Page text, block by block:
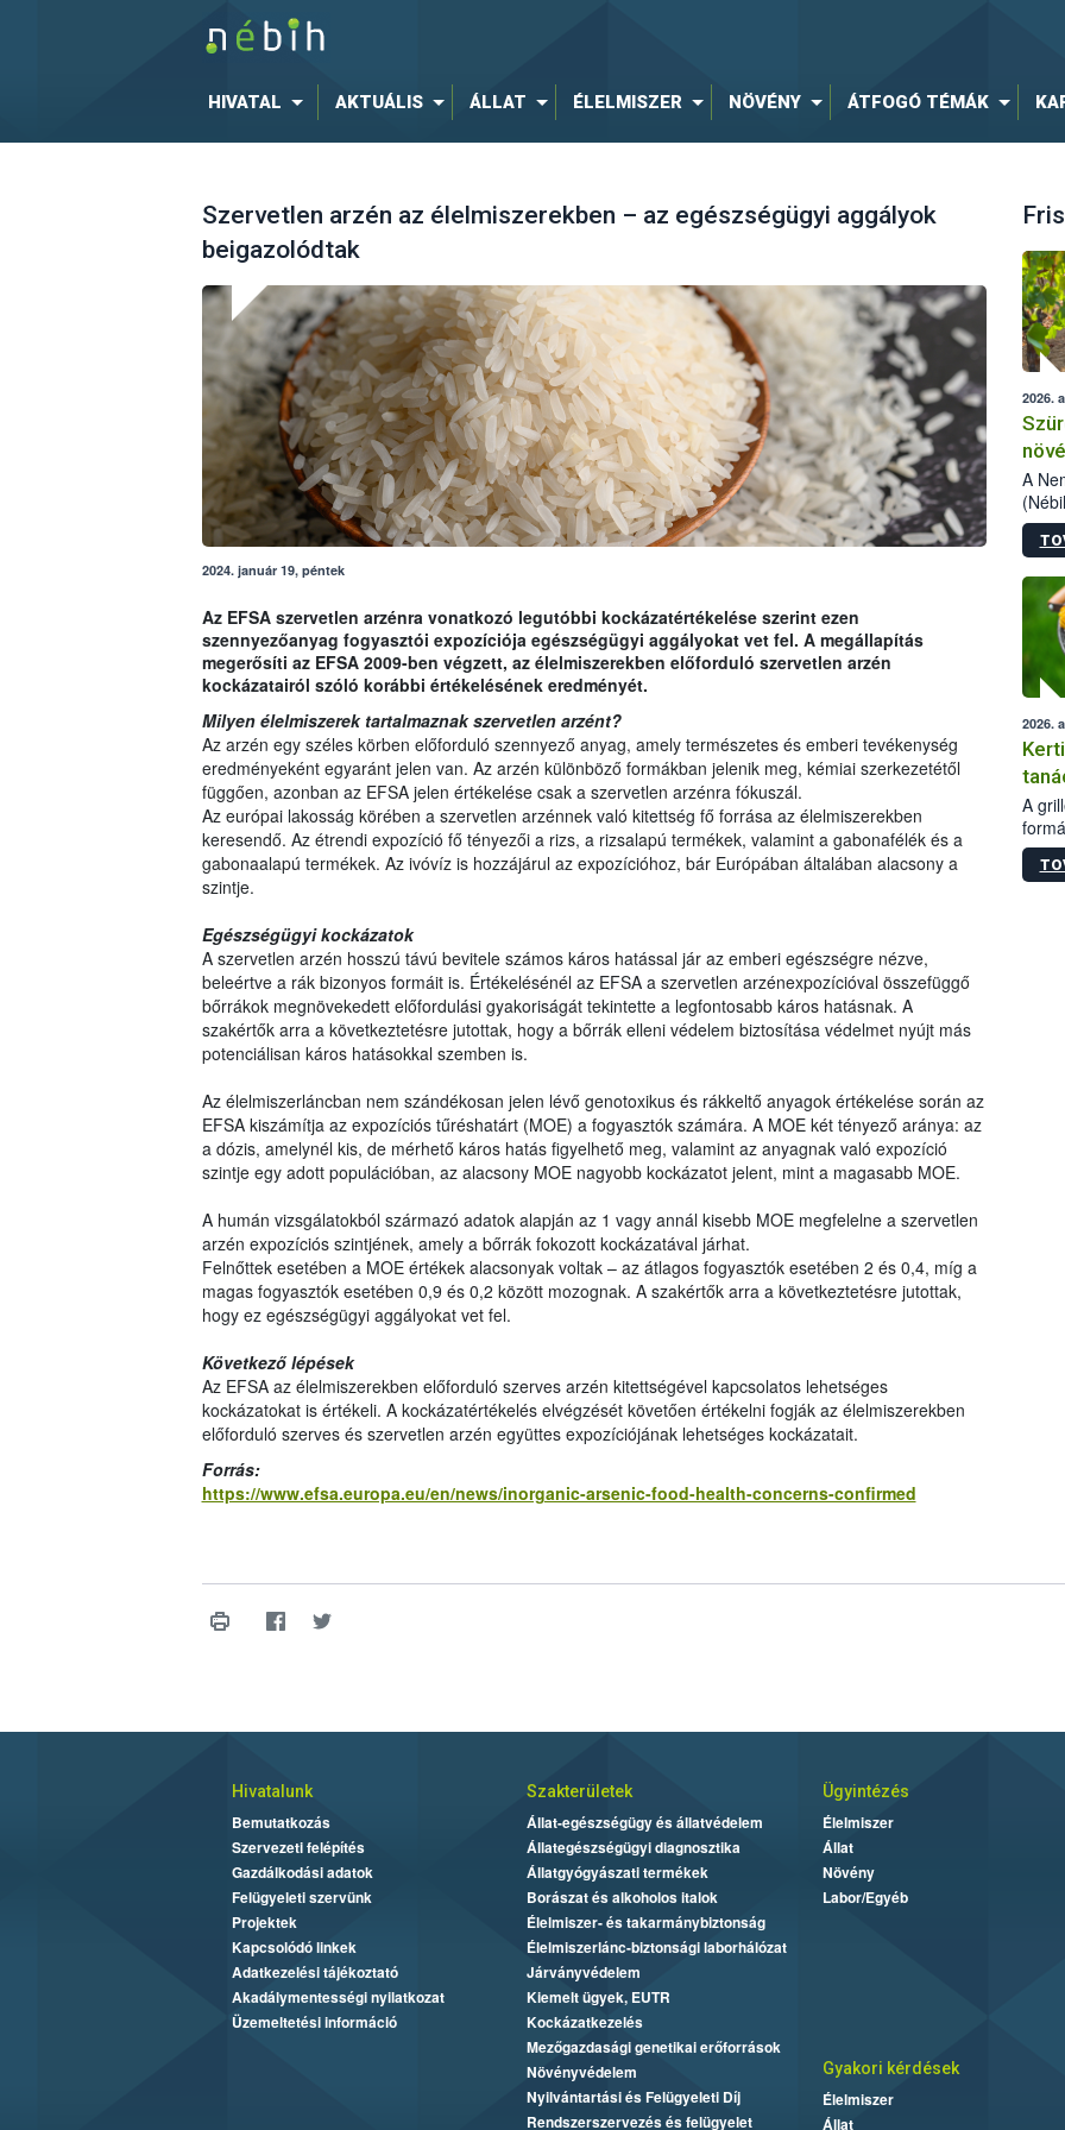
HIVATAL AKTUÁLIS ÁLLAT ÉLELMISZER NÖVÉNY ÁTFOGÓ TÉMÁK
Szervetlen arzén az élelmiszerekben – az egészségügyi aggályok
beigazolódtak
2024. január 19, péntek
Az EFSA szervetlen arzénra vonatkozó legutóbbi kockázatértékelése szerint ezen
szennyezőanyag fogyasztói expozíciója egészségügyi aggályokat vet fel. A megállapítás
megerősíti az EFSA 2009-ben végzett, az élelmiszerekben előforduló szervetlen arzén
kockázatairól szóló korábbi értékelésének eredményét.
Milyen élelmiszerek tartalmaznak szervetlen arzént?
Az arzén egy széles körben előforduló szennyező anyag, amely természetes és emberi tevékenység
eredményeként egyaránt jelen van. Az arzén különböző formákban jelenik meg, kémiai szerkezetétől
függően, azonban az EFSA jelen értékelése csak a szervetlen arzénra fókuszál.
Az európai lakosság körében a szervetlen arzénnek való kitettség fő forrása az élelmiszerekben
keresendő. Az étrendi expozíció fő tényezői a rizs, a rizsalapú termékek, valamint a gabonafélék és a
gabonaalapú termékek. Az ivóvíz is hozzájárul az expozícióhoz, bár Európában általában alacsony a
szintje.
Egészségügyi kockázatok
A szervetlen arzén hosszú távú bevitele számos káros hatással jár az emberi egészségre nézve,
beleértve a rák bizonyos formáit is. Értékelésénél az EFSA a szervetlen arzénexpozícióval összefüggő
bőrrákok megnövekedett előfordulási gyakoriságát tekintette a legfontosabb káros hatásnak. A
szakértők arra a következtetésre jutottak, hogy a bőrrák elleni védelem biztosítása védelmet nyújt más
potenciálisan káros hatásokkal szemben is.
Az élelmiszerláncban nem szándékosan jelen lévő genotoxikus és rákkeltő anyagok értékelése során az
EFSA kiszámítja az expozíciós tűréshatárt (MOE) a fogyasztók számára. A MOE két tényező aránya: az
a dózis, amelynél kis, de mérhető káros hatás figyelhető meg, valamint az anyagnak való expozíció
szintje egy adott populációban, az alacsony MOE nagyobb kockázatot jelent, mint a magasabb MOE.
A humán vizsgálatokból származó adatok alapján az 1 vagy annál kisebb MOE megfelelne a szervetlen
arzén expozíciós szintjének, amely a bőrrák fokozott kockázatával járhat.
Felnőttek esetében a MOE értékek alacsonyak voltak – az átlagos fogyasztók esetében 2 és 0,4, míg a
magas fogyasztók esetében 0,9 és 0,2 között mozognak. A szakértők arra a következtetésre jutottak,
hogy ez egészségügyi aggályokat vet fel.
Következő lépések
Az EFSA az élelmiszerekben előforduló szerves arzén kitettségével kapcsolatos lehetséges
kockázatokat is értékeli. A kockázatértékelés elvégzését követően értékelni fogják az élelmiszerekben
előforduló szerves és szervetlen arzén együttes expozíciójának lehetséges kockázatait.
Forrás:
https://www.efsa.europa.eu/en/news/inorganic-arsenic-food-health-concerns-confirmed
2026.
A
Az
2026.
A
Hivatalunk
Bemutatkozás
Szervezeti felépítés
Gazdálkodási adatok
Felügyeleti szervünk
Projektek
Kapcsolódó linkek
Adatkezelési tájékoztató
Akadálymentességi nyilatkozat
Üzemeltetési információ
Szakterületek
Állat-egészségügy és állatvédelem
Állategészségügyi diagnosztika
Állatgyógyászati termékek
Borászat és alkoholos italok
Élelmiszer- és takarmánybiztonság
Élelmiszerlánc-biztonsági laborhálózat
Járványvédelem
Kiemelt ügyek, EUTR
Kockázatkezelés
Mezőgazdasági genetikai erőforrások
Növényvédelem
Nyilvántartási és Felügyeleti Díj
Rendszerszervezés és felügyelet
Ügyintézés
Élelmiszer
Állat
Növény
Labor/Egyéb
Gyakori kérdések
Élelmiszer
Állat